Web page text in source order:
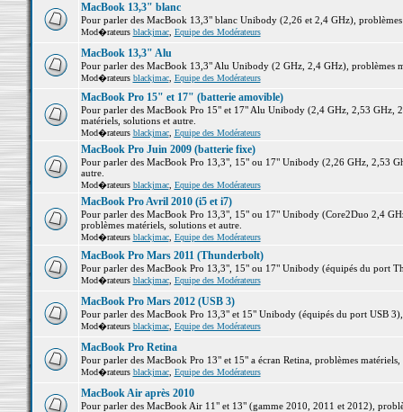
MacBook 13,3" blanc
Pour parler des MacBook 13,3" blanc Unibody (2,26 et 2,4 GHz),
Mod�rateurs blackjmac, Equipe des Modérateurs
MacBook 13,3" Alu
Pour parler des MacBook 13,3" Alu Unibody (2 GHz, 2,4 GHz), problèmes
Mod�rateurs blackjmac, Equipe des Modérateurs
MacBook Pro 15" et 17" (batterie amovible)
Pour parler des MacBook Pro 15" et 17" Alu Unibody (2,4 GHz, 2,53 GHz,
matériels, solutions et autre.
Mod�rateurs blackjmac, Equipe des Modérateurs
MacBook Pro Juin 2009 (batterie fixe)
Pour parler des MacBook Pro 13,3", 15" ou 17" Unibody (2,26 GHz, 2,53
autre.
Mod�rateurs blackjmac, Equipe des Modérateurs
MacBook Pro Avril 2010 (i5 et i7)
Pour parler des MacBook Pro 13,3", 15" ou 17" Unibody (Core2Duo 2,4
problèmes matériels, solutions et autre.
Mod�rateurs blackjmac, Equipe des Modérateurs
MacBook Pro Mars 2011 (Thunderbolt)
Pour parler des MacBook Pro 13,3", 15" ou 17" Unibody (équipés du port
Mod�rateurs blackjmac, Equipe des Modérateurs
MacBook Pro Mars 2012 (USB 3)
Pour parler des MacBook Pro 13,3" et 15" Unibody (équipés du port USB
Mod�rateurs blackjmac, Equipe des Modérateurs
MacBook Pro Retina
Pour parler des MacBook Pro 13" et 15" a écran Retina, problèmes matériels,
Mod�rateurs blackjmac, Equipe des Modérateurs
MacBook Air après 2010
Pour parler des MacBook Air 11" et 13" (gamme 2010, 2011 et 2012),